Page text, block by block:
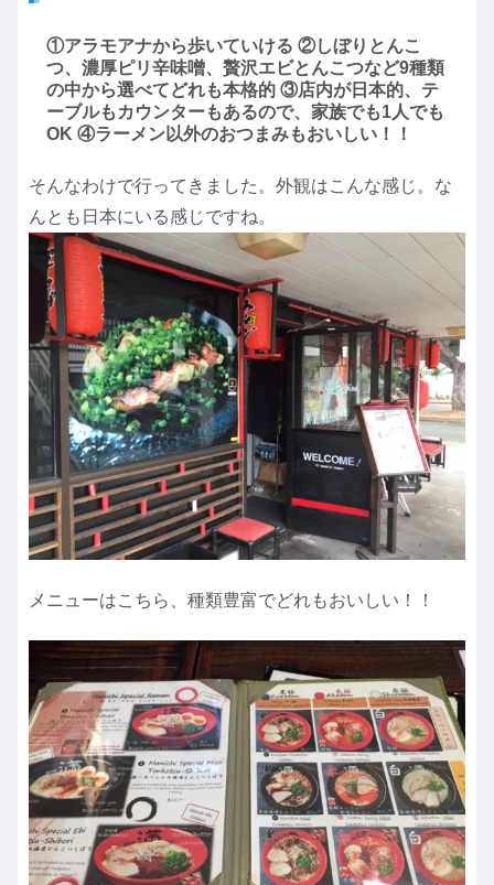
①アラモアナから歩いていける ②しぼりとんこ
つ、濃厚ピリ辛味噌、贅沢エビとんこつなど9種類
の中から選べてどれも本格的 ③店内が日本的、テ
ーブルもカウンターもあるので、家族でも1人でも
OK ④ラーメン以外のおつまみもおいしい！！
そんなわけで行ってきました。外観はこんな感じ。な
んとも日本にいる感じですね。
メニューはこちら、種類豊富でどれもおいしい！！